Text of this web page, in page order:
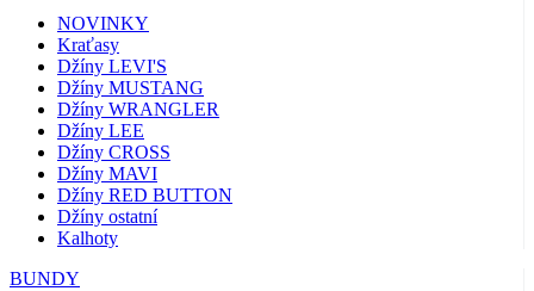
NOVINKY
Kraťasy
Džíny LEVI'S
Džíny MUSTANG
Džíny WRANGLER
Džíny LEE
Džíny CROSS
Džíny MAVI
Džíny RED BUTTON
Džíny ostatní
Kalhoty
BUNDY